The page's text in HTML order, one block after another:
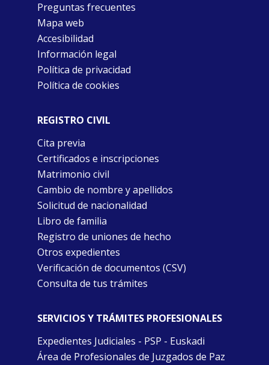
Preguntas frecuentes
Mapa web
Accesibilidad
Información legal
Política de privacidad
Política de cookies
REGISTRO CIVIL
Cita previa
Certificados e inscripciones
Matrimonio civil
Cambio de nombre y apellidos
Solicitud de nacionalidad
Libro de familia
Registro de uniones de hecho
Otros expedientes
Verificación de documentos (CSV)
Consulta de tus trámites
SERVICIOS Y TRÁMITES PROFESIONALES
Expedientes Judiciales - PSP - Euskadi
Área de Profesionales de Juzgados de Paz